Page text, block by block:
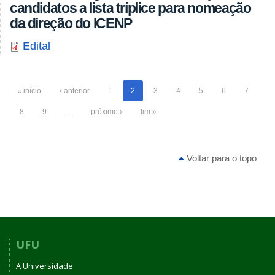
candidatos a lista tríplice para nomeação
da direção do ICENP
Edital
« início ‹ anterior 1 2 3 4 5 6 7
8 9 próximo › fim »
Voltar para o topo
UFU
A Universidade